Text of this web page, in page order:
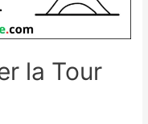
la Tour